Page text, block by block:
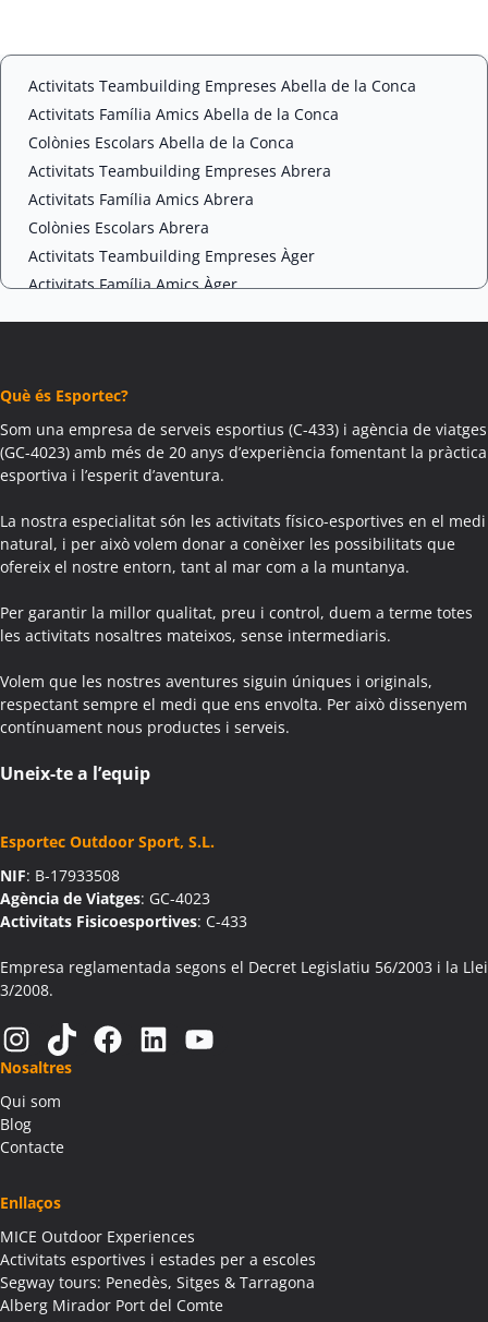
*
H
Activitats Teambuilding Empreses Abella de la Conca
Activitats Família Amics Abella de la Conca
Colònies Escolars Abella de la Conca
Activitats Teambuilding Empreses Abrera
Activitats Família Amics Abrera
Colònies Escolars Abrera
Activitats Teambuilding Empreses Àger
Activitats Família Amics Àger
Colònies Escolars Agramunt
Activitats Teambuilding Empreses Aguilar de Segarra
Activitats Família Amics Aguilar de Segarra
Colònies Escolars Aguilar de Segarra
Activitats Teambuilding Empreses Agullana
Activitats Família Amics Agullana
Colònies Escolars Agullana
Activitats Família Amics Aiguafreda
Activitats Teambuilding Empreses Aiguamúrcia
Activitats Família Amics Aiguamúrcia
Colònies Escolars Aiguamúrcia
Activitats Teambuilding Empreses Aiguaviva
Activitats Teambuilding Empreses Aín
Activitats Família Amics Aín
Colònies Escolars Aín
Activitats Teambuilding Empreses Aitona
Activitats Família Amics Aitona
Colònies Escolars Aitona
Activitats Teambuilding Empreses Alàs i Cerc
Activitats Família Amics Alàs i Cerc
Colònies Escolars Alàs i Cerc
Activitats Teambuilding Empreses Albagés
Activitats Família Amics Albagés
Colònies Escolars Albanyà
Activitats Teambuilding Empreses Albatàrrec
Activitats Família Amics Albatàrrec
Què és Esportec?
Som una empresa de serveis esportius (C-433) i agència de viatges
(GC-4023) amb més de 20 anys d’experiència fomentant la pràctica
esportiva i l’esperit d’aventura.
La nostra especialitat són les activitats físico-esportives en el medi
natural, i per això volem donar a conèixer les possibilitats que
ofereix el nostre entorn, tant al mar com a la muntanya.
Per garantir la millor qualitat, preu i control, duem a terme totes
les activitats nosaltres mateixos, sense intermediaris.
Volem que les nostres aventures siguin úniques i originals,
respectant sempre el medi que ens envolta. Per això dissenyem
contínuament nous productes i serveis.
Uneix-te a l’equip
Esportec Outdoor Sport, S.L.
NIF: B-17933508
Agència de Viatges: GC-4023
Activitats Fisicoesportives: C-433
Empresa reglamentada segons el Decret Legislatiu 56/2003 i la Llei
3/2008.
Instagram TikTok Facebook LinkedIn YouTube
Nosaltres
Qui som
Blog
Contacte
Enllaços
MICE Outdoor Experiences
Activitats esportives i estades per a escoles
Segway tours: Penedès, Sitges & Tarragona
Alberg Mirador Port del Comte